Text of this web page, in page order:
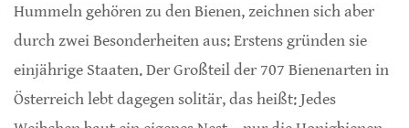
Hummeln gehören zu den Bienen, zeichnen sich aber
durch zwei Besonderheiten aus: Erstens gründen sie
einjährige Staaten. Der Großteil der 707 Bienenarten in
Österreich lebt dagegen solitär, das heißt: Jedes